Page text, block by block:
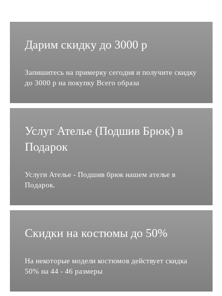
Дарим скидку до 3000 р
Запишитесь на примерку сегодня и получите скидку
до 3000 р на покупку Всего образа
Услуг Ателье (Подшив Брюк) в
Подарок
Услуги Ателье - Подшив брюк нашем ателье в
Подарок.
Скидки на костюмы до 50%
На некоторые модели костюмов действует скидка
50% на 44 - 46 размеры